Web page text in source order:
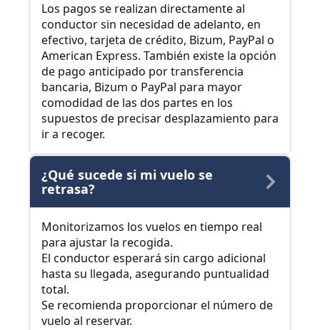
Los pagos se realizan directamente al
conductor sin necesidad de adelanto, en
efectivo, tarjeta de crédito, Bizum, PayPal o
American Express. También existe la opción
de pago anticipado por transferencia
bancaria, Bizum o PayPal para mayor
comodidad de las dos partes en los
supuestos de precisar desplazamiento para
ir a recoger.
¿Qué sucede si mi vuelo se
retrasa?
Monitorizamos los vuelos en tiempo real
para ajustar la recogida.
El conductor esperará sin cargo adicional
hasta su llegada, asegurando puntualidad
total.
Se recomienda proporcionar el número de
vuelo al reservar.